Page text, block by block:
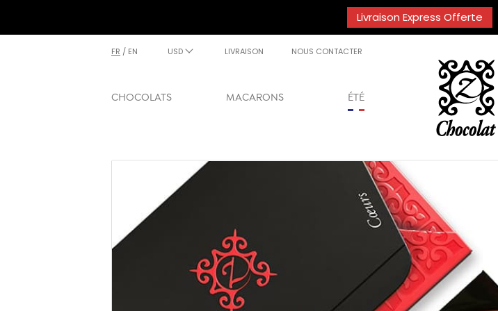
Livraison Express Offerte
FR / EN USD LIVRAISON NOUS CONTACTER
CHOCOLATS MACARONS ÉTÉ